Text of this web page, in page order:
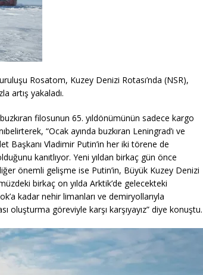
Rosatom, Kuzey Denizi Rotası’nda (NSR),
artış yakaladı.
filosunun 65. yıldönümünün sadece kargo
“Ocak ayında buzkıran Leningrad’ı ve
Başkanı Vladimir Putin’in her iki törene de
kanıtlıyor. Yeni yıldan birkaç gün önce
önemli gelişme ise Putin’in, Büyük Kuzey Denizi
birkaç on yılda Arktik’de gelecekteki
kadar nehir limanları ve demiryollarıyla
oluşturma göreviyle karşı karşıyayız” diye konuştu.